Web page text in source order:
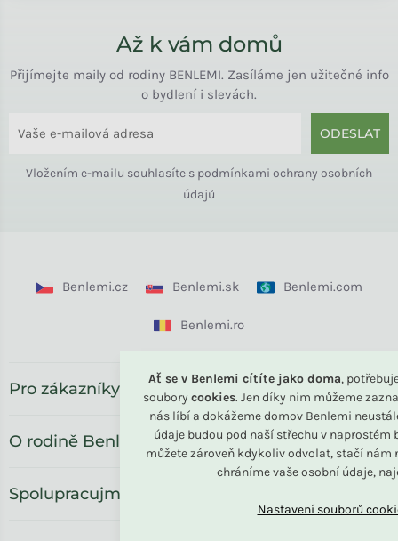
Ať se v Benlemi cítíte jako doma,
soubory cookies. Jen díky nim můžeme
nás líbí a dokážeme domov Benlemi
údaje budou pod naší střechu v naprostém
můžete zároveň kdykoliv odvolat, stačí nám
chráníme vaše osobní údaje,
Až k vám domů
Přijímejte maily od rodiny BENLEMI. Zasíláme jen užitečné info
o bydlení i slevách.
ODESLAT
Vložením e-mailu souhlasíte s podmínkami ochrany osobních
údajů
Benlemi.cz Benlemi.sk Benlemi.com
Benlemi.ro
Pro zákazníky
O rodině Benlemi
Spolupracujme